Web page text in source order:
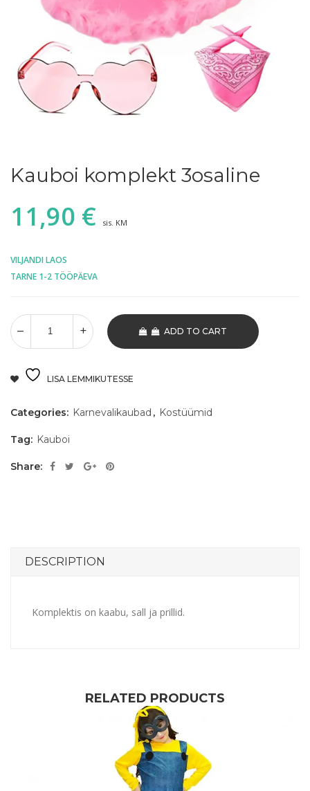
Kauboi komplekt 3osaline
11,90 € sis. KM
VILJANDI LAOS
TARNE 1-2 TÖÖPÄEVA
ADD TO CART
LISA LEMMIKUTESSE
Categories: Karnevalikaubad , Kostüümid
Tag: Kauboi
Share:
DESCRIPTION
Komplektis on kaabu, sall ja prillid.
RELATED PRODUCTS